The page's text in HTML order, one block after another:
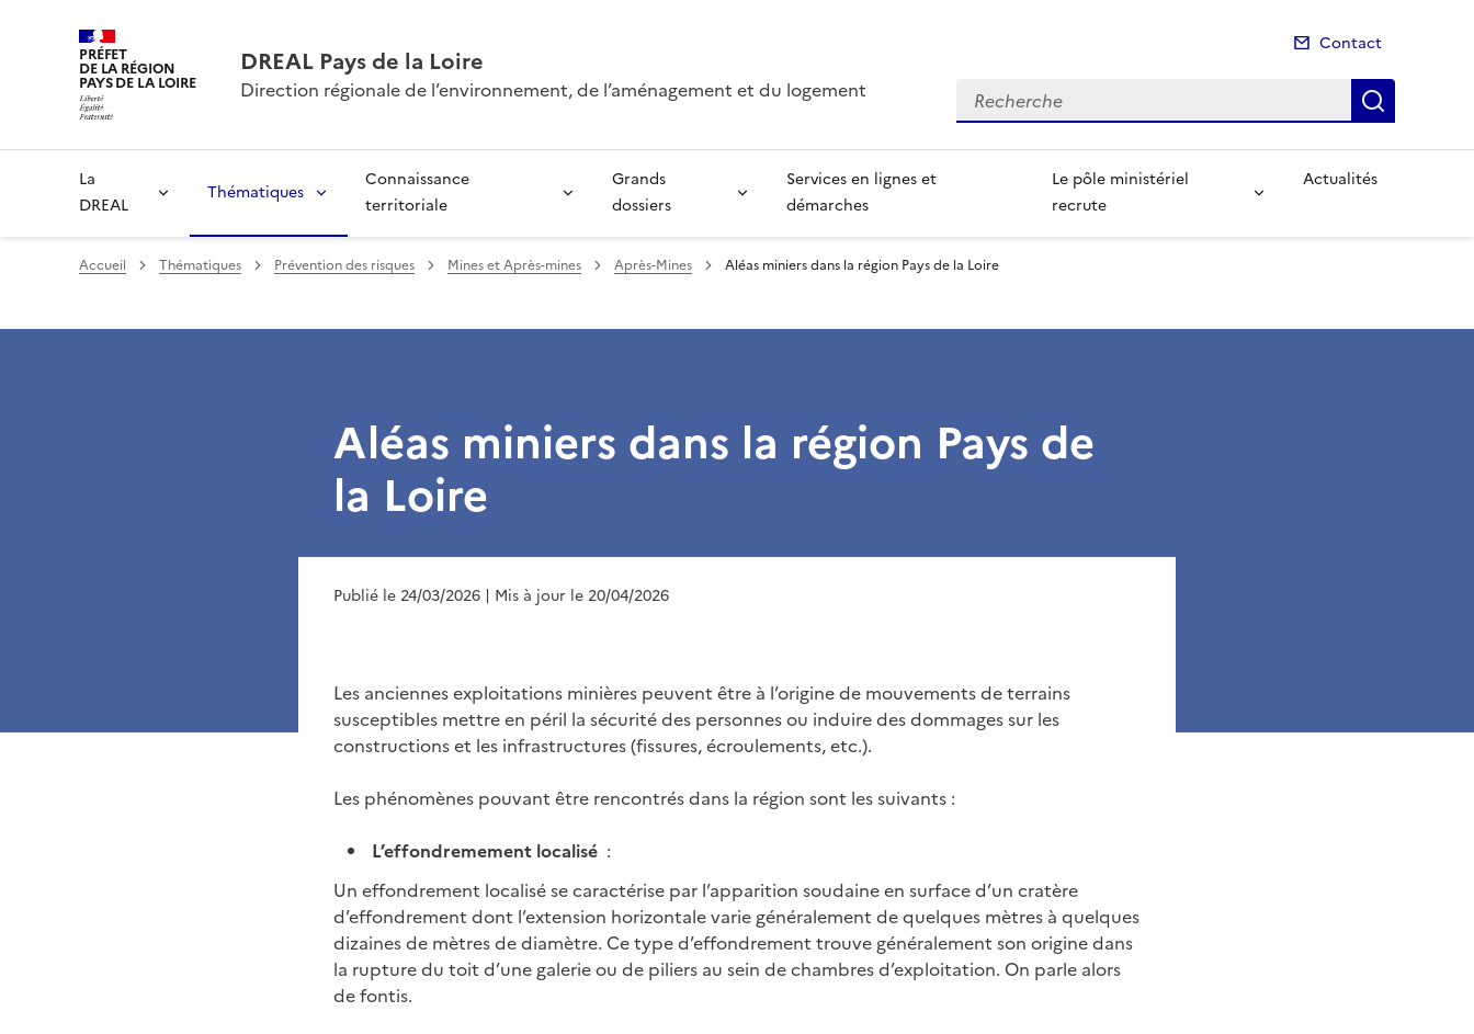
PRÉFET
DE LA RÉGION
PAYS DE LA LOIRE
DREAL Pays de la Loire
Direction régionale de l’environnement, de l’aménagement et du logement
Contact
Recherche
La
DREAL
Thématiques
Connaissance
territoriale
Grands
dossiers
Services en lignes et
démarches
Le pôle ministériel
recrute
Actualités
Accueil Thématiques Prévention des risques Mines et Après-mines Après-Mines Aléas miniers dans la région Pays de la Loire
Aléas miniers dans la région Pays de
la Loire
Publié le 24/03/2026 | Mis à jour le 20/04/2026
Les anciennes exploitations minières peuvent être à l’origine de mouvements de terrains
susceptibles mettre en péril la sécurité des personnes ou induire des dommages sur les
constructions et les infrastructures (fissures, écroulements, etc.).
Les phénomènes pouvant être rencontrés dans la région sont les suivants :
L’effondremement localisé :
Un effondrement localisé se caractérise par l’apparition soudaine en surface d’un cratère
d’effondrement dont l’extension horizontale varie généralement de quelques mètres à quelques
dizaines de mètres de diamètre. Ce type d’effondrement trouve généralement son origine dans
la rupture du toit d’une galerie ou de piliers au sein de chambres d’exploitation. On parle alors
de fontis.